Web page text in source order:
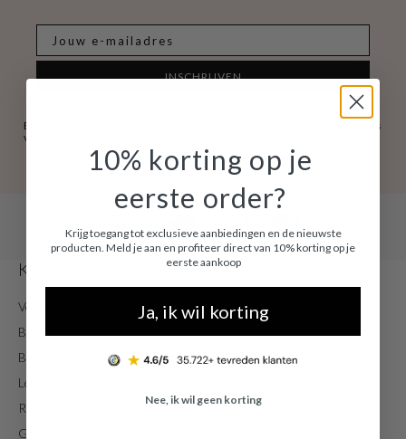
INSCHRIJVEN
Bekijk ons
voor meer informatie over hoe wij jouw gegevens
verwerken. Je kan je op elk moment kosteloos uitschrijven.
Klantenservice
Veelgestelde vragen
Bestelstatus
Betalingen
Levering
Retourneren
Garantie
10% korting op je
eerste order?
Krijg toegang tot exclusieve aanbiedingen en de nieuwste
producten. Meld je aan en profiteer direct van 10% korting op je
eerste aankoop
Ja, ik wil korting
Nee, ik wil geen korting